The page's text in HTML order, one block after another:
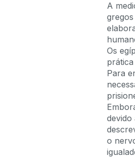
A
Os
Para
devido
o